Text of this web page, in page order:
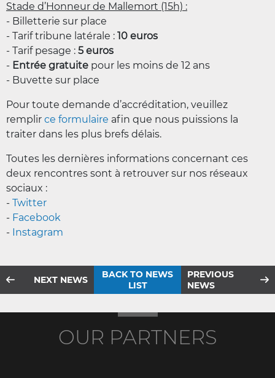
Stade d’Honneur de Mallemort (15h) :
- Billetterie sur place
- Tarif tribune latérale : 10 euros
- Tarif pesage : 5 euros
- Entrée gratuite pour les moins de 12 ans
- Buvette sur place
Pour toute demande d’accréditation, veuillez
remplir ce formulaire afin que nous puissions la
traiter dans les plus brefs délais.
Toutes les dernières informations concernant ces
deux rencontres sont à retrouver sur nos réseaux
sociaux :
- Twitter
- Facebook
- Instagram
NEXT NEWS
BACK TO NEWS
LIST
PREVIOUS
NEWS
OUR PARTNERS